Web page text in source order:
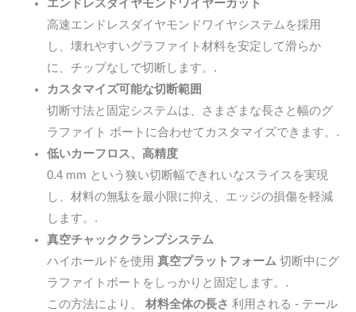
エンドレスダイヤモンドワイヤーカット
高速エンドレスダイヤモンドワイヤシステムを採用
し、壊れやすいグラファイト材料を安定して滑らか
に、チップなしで切断します。.
カスタマイズ可能な切断範囲
切断寸法と固定システムは、さまざまな長さと幅のグ
ラファイト ボートに合わせてカスタマイズできます。.
低いカーフロス、高精度
0.4 mm という狭い切断幅できれいなスライスを実現
し、材料の無駄を最小限に抑え、エッジの損傷を軽減
します。.
真空チャッククランプシステム
ハイホールドを使用 真空プラットフォーム 切断中にグ
ラファイトボートをしっかりと固定します。.
この方法により、 材料全体の長さ 利用される - テール